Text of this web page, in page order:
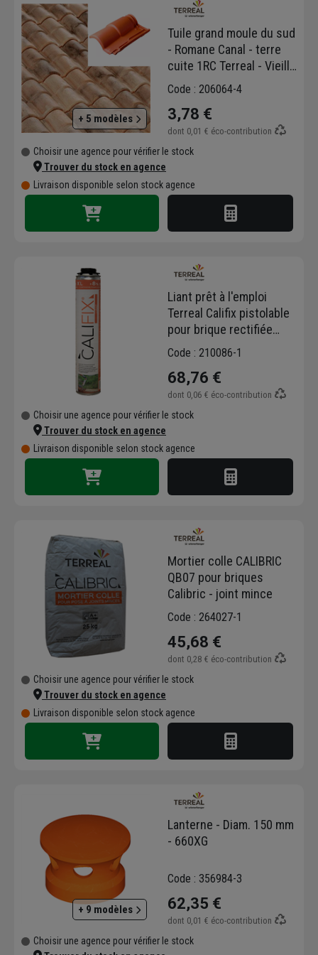
+ 5 modèles
Tuile grand moule du sud
- Romane Canal - terre
cuite 1RC Terreal - Vieilli
Languedoc
Code : 206064-4
3,78 €
dont 0,01 € éco-contribution
Choisir une agence pour vérifier le stock
Trouver du stock en agence
Livraison disponible selon stock agence
Liant prêt à l'emploi
Terreal Califix pistolable
pour brique rectifiée
Calibric - cartouche de
Code : 210086-1
68,76 €
dont 0,06 € éco-contribution
Choisir une agence pour vérifier le stock
Trouver du stock en agence
Livraison disponible selon stock agence
Mortier colle CALIBRIC
QB07 pour briques
Calibric - joint mince
Code : 264027-1
45,68 €
dont 0,28 € éco-contribution
Choisir une agence pour vérifier le stock
Trouver du stock en agence
Livraison disponible selon stock agence
+ 9 modèles
Lanterne - Diam. 150 mm
- 660XG
Code : 356984-3
62,35 €
dont 0,01 € éco-contribution
Choisir une agence pour vérifier le stock